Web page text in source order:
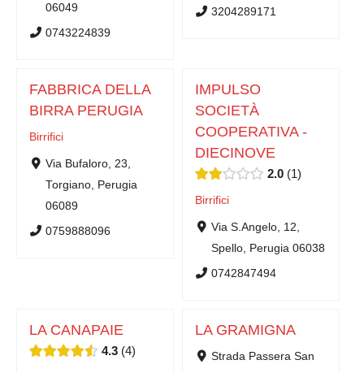
06049
0743224839
3204289171
FABBRICA DELLA
BIRRA PERUGIA
Birrifici
Via Bufaloro, 23,
Torgiano, Perugia
06089
0759888096
IMPULSO
SOCIETÀ
COOPERATIVA -
DIECINOVE
2.0 1
Birrifici
Via S.Angelo, 12,
Spello, Perugia 06038
0742847494
LA CANAPAIE
4.3 4
LA GRAMIGNA
Strada Passera San